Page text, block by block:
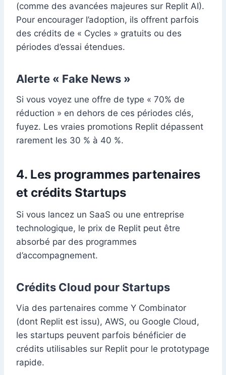
(comme des avancées majeures sur Replit AI).
Pour encourager l’adoption, ils offrent parfois
des crédits de « Cycles » gratuits ou des
périodes d’essai étendues.
Alerte « Fake News »
Si vous voyez une offre de type « 70% de
réduction » en dehors de ces périodes clés,
fuyez. Les vraies promotions Replit dépassent
rarement les 30 % à 40 %.
4. Les programmes partenaires
et crédits Startups
Si vous lancez un SaaS ou une entreprise
technologique, le prix de Replit peut être
absorbé par des programmes
d’accompagnement.
Crédits Cloud pour Startups
Via des partenaires comme Y Combinator
(dont Replit est issu), AWS, ou Google Cloud,
les startups peuvent parfois bénéficier de
crédits utilisables sur Replit pour le prototypage
rapide.